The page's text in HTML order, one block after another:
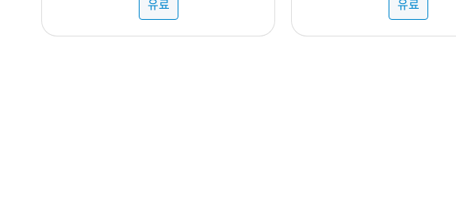
유료
찌개, 된장찌개, 삼계탕 설렁탕,
유료